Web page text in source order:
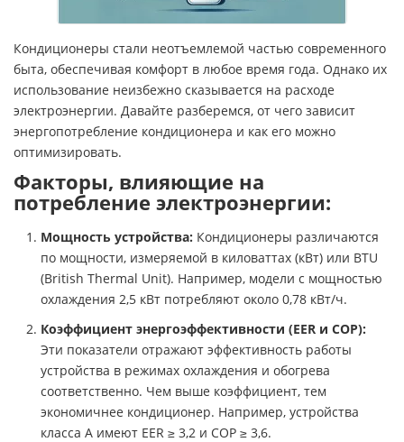
Кондиционеры стали неотъемлемой частью современного
быта, обеспечивая комфорт в любое время года. Однако их
использование неизбежно сказывается на расходе
электроэнергии. Давайте разберемся, от чего зависит
энергопотребление кондиционера и как его можно
оптимизировать.
Факторы, влияющие на
потребление электроэнергии:
Мощность устройства: Кондиционеры различаются
по мощности, измеряемой в киловаттах (кВт) или BTU
(British Thermal Unit). Например, модели с мощностью
охлаждения 2,5 кВт потребляют около 0,78 кВт/ч.
Коэффициент энергоэффективности (EER и COP):
Эти показатели отражают эффективность работы
устройства в режимах охлаждения и обогрева
соответственно. Чем выше коэффициент, тем
экономичнее кондиционер. Например, устройства
класса A имеют EER ≥ 3,2 и COP ≥ 3,6.